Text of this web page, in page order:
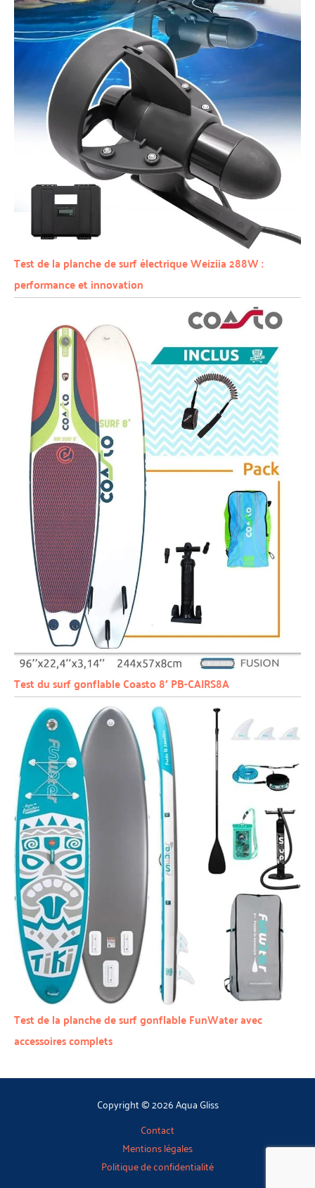
Test de la planche de surf électrique Weiziia 288W :
performance et innovation
Test du surf gonflable Coasto 8′ PB-CAIRS8A
Test de la planche de surf gonflable FunWater avec
accessoires complets
Copyright © 2026 Aqua Gliss
Contact
Mentions légales
Politique de confidentialité